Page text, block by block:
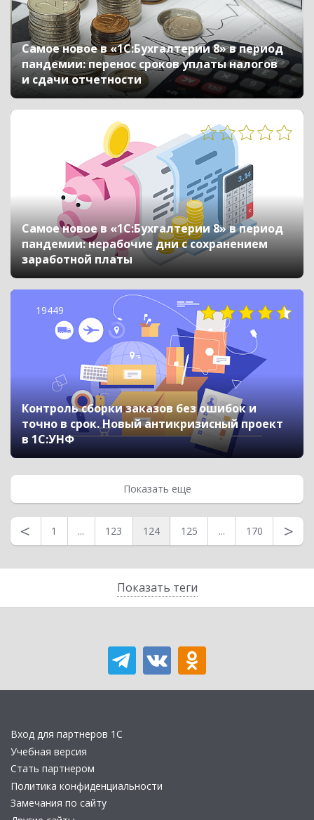
Показать теги
Самое новое в «1С:Бухгалтерии 8» в период
пандемии: перенос сроков уплаты налогов
и сдачи отчетности
Самое новое в «1С:Бухгалтерии 8» в период
пандемии: нерабочие дни с сохранением
заработной платы
19449
Контроль сборки заказов без ошибок и
точно в срок. Новый антикризисный проект
в 1С:УНФ
Показать еще
< 1 ... 123 124 125 ... 170 >
Вход для партнеров 1С
Учебная версия
Стать партнером
Политика конфиденциальности
Замечания по сайту